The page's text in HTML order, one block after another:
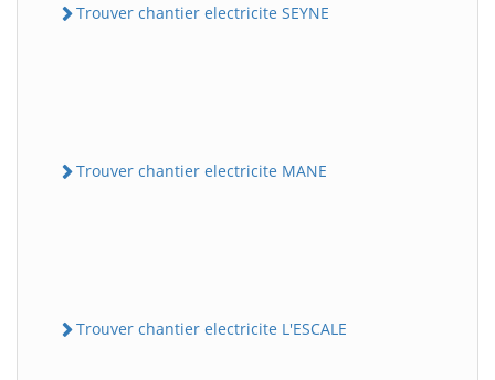
Trouver chantier electricite SEYNE
Trouver chantier electricite MANE
Trouver chantier electricite L'ESCALE